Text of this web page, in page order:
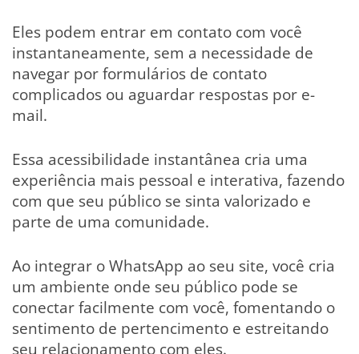
Eles podem entrar em contato com você
instantaneamente, sem a necessidade de
navegar por formulários de contato
complicados ou aguardar respostas por e-
mail.
Essa acessibilidade instantânea cria uma
experiência mais pessoal e interativa, fazendo
com que seu público se sinta valorizado e
parte de uma comunidade.
Ao integrar o WhatsApp ao seu site, você cria
um ambiente onde seu público pode se
conectar facilmente com você, fomentando o
sentimento de pertencimento e estreitando
seu relacionamento com eles.